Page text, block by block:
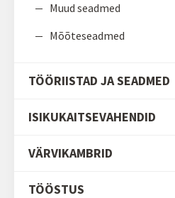
Muud seadmed
Mõõteseadmed
TÖÖRIISTAD JA SEADMED
ISIKUKAITSEVAHENDID
VÄRVIKAMBRID
TÖÖSTUS